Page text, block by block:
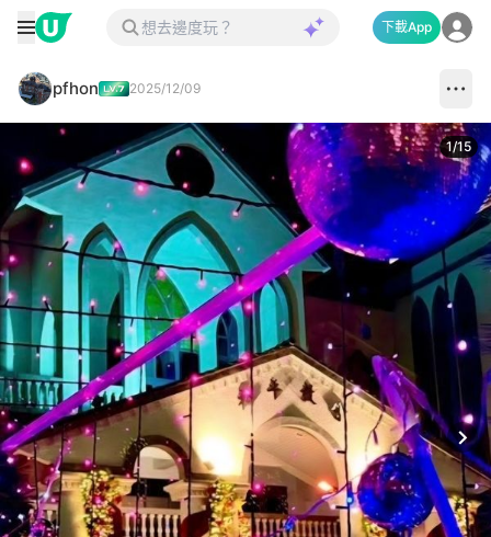
下載App
pfhon 2025/12/09
1/15